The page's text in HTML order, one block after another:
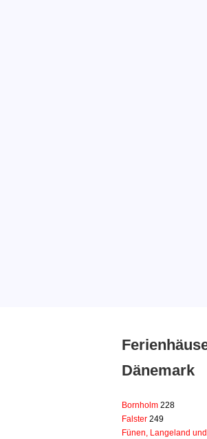
Dänemark
Bornholm 228
Falster 249
Fünen, Langeland